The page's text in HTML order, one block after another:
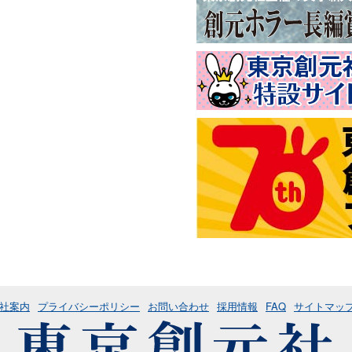
案内 プライバシーポリシー お問い合わせ 採用情報 FAQ サイトマッ